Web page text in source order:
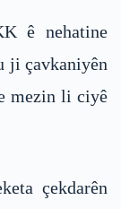
ê nehatine
ji çavkaniyên
mezin li ciyê
çekdarên